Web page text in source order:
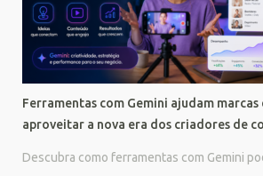
Ferramentas com Gemini ajudam marcas
aproveitar a nova era dos criadores de
Descubra como ferramentas com Gemini